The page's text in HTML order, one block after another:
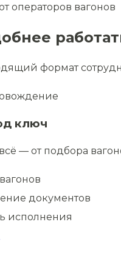
операторов вагонов
формат
ключ
— от подбора
документов
исполнения